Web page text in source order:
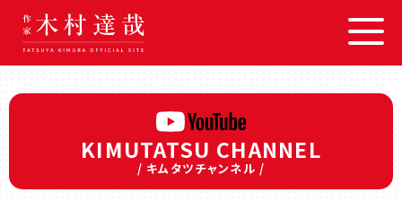
KIMUTATSU CHANNEL
/ キムタツチャンネル /